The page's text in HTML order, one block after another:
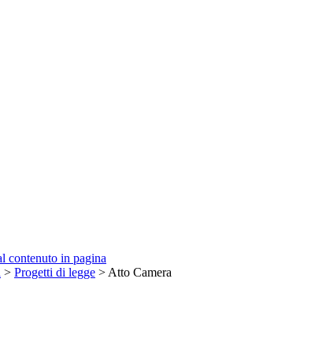
contenuto in pagina
> Progetti di legge > Atto Camera